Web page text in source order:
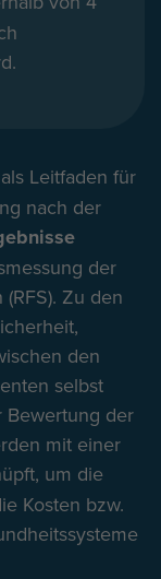
Leitfaden für
nach der
der
Zu den
den
selbst
Bewertung der
mit einer
um die
Kosten bzw.